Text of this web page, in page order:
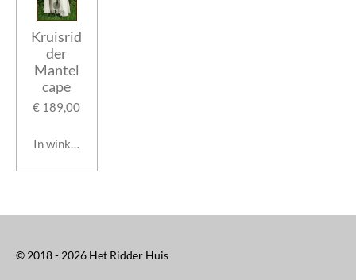
Kruisrid
der
Mantel
cape
€ 189,00
In winkelwagen
© 2018 - 2026 Het Ridder Huis